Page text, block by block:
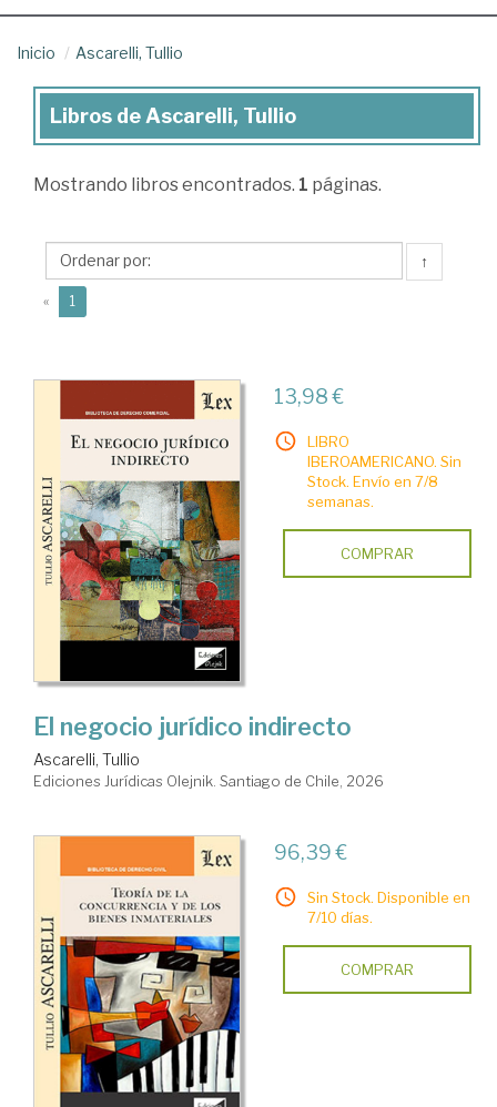
Inicio Ascarelli, Tullio
Libros
Ascarelli,
Libros de Ascarelli, Tullio
Mostrando libros encontrados. 1 páginas.
↑
« 1
13,98 €
LIBRO
IBEROAMERICANO. Sin
Stock. Envío en 7/8
semanas.
COMPRAR
El negocio jurídico indirecto
Ascarelli, Tullio
Ediciones Jurídicas Olejnik. Santiago de Chile, 2026
96,39 €
Sin Stock. Disponible en
7/10 días.
COMPRAR